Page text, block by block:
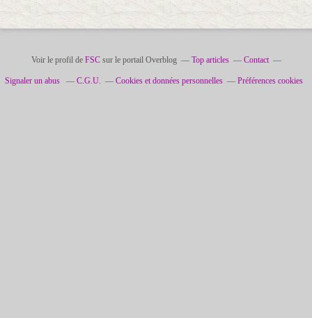
Voir le profil de FSCsur le portail Overblog Top articles Contact
Signaler un abus C.G.U. Cookies et données personnelles Préférences cookies